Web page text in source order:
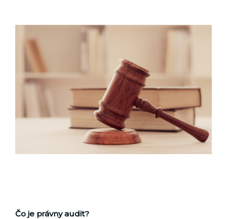
Čo je právny audit?